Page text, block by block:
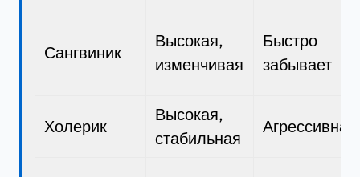
Сангвиник
Высокая,
изменчивая
Быстро
забывает
Холерик
Высокая,
стабильная
Агрессивная